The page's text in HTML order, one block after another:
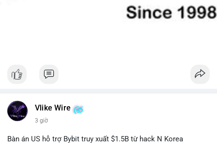
Vlike Wire
3 giờ
Bàn án US hỗ trợ Bybit truy xuất $1.5B từ hack N Korea